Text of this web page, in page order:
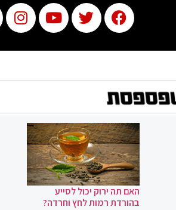
האם תה ירוק יכול לסייע
בהורדת רמות לחץ וחרדה?